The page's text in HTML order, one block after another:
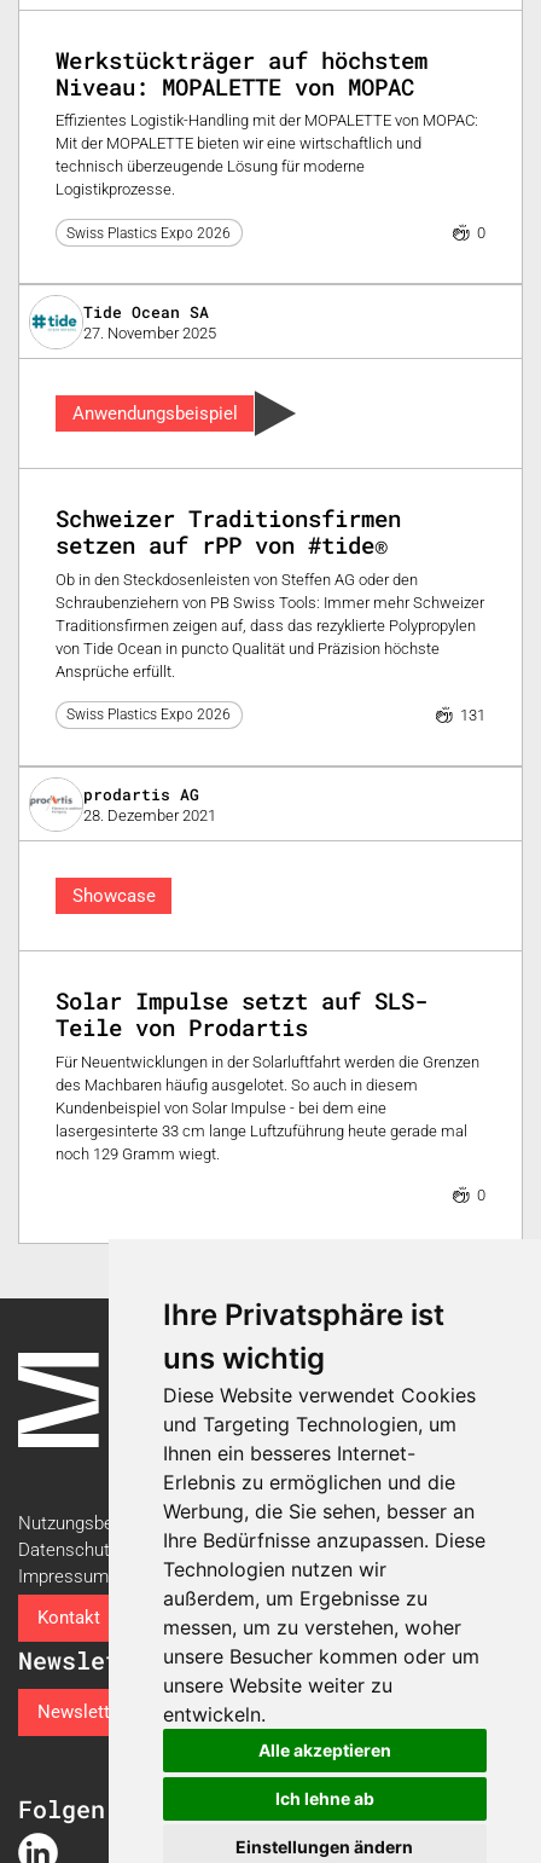
Ihre Privatsphäre ist
uns wichtig
Diese Website verwendet Cookies
und Targeting Technologien, um
Ihnen ein besseres Internet-
Erlebnis zu ermöglichen und die
Werbung, die Sie sehen, besser an
Ihre Bedürfnisse anzupassen. Diese
Technologien nutzen wir
außerdem, um Ergebnisse zu
messen, um zu verstehen, woher
unsere Besucher kommen oder um
unsere Website weiter zu
entwickeln.
Alle akzeptieren
Ich lehne ab
Einstellungen ändern
Werkstückträger auf höchstem
Niveau: MOPALETTE von MOPAC
Effizientes Logistik-Handling mit der MOPALETTE von MOPAC:
Mit der MOPALETTE bieten wir eine wirtschaftlich und
technisch überzeugende Lösung für moderne
Logistikprozesse.
Swiss Plastics Expo 2026 0
Tide Ocean SA
27. November 2025
Anwendungsbeispiel
Schweizer Traditionsfirmen
setzen auf rPP von #tide®
Ob in den Steckdosenleisten von Steffen AG oder den
Schraubenziehern von PB Swiss Tools: Immer mehr Schweizer
Traditionsfirmen zeigen auf, dass das rezyklierte Polypropylen
von Tide Ocean in puncto Qualität und Präzision höchste
Ansprüche erfüllt.
Swiss Plastics Expo 2026 131
prodartis AG
28. Dezember 2021
Showcase
Solar Impulse setzt auf SLS-
Teile von Prodartis
Für Neuentwicklungen in der Solarluftfahrt werden die Grenzen
des Machbaren häufig ausgelotet. So auch in diesem
Kundenbeispiel von Solar Impulse - bei dem eine
lasergesinterte 33 cm lange Luftzuführung heute gerade mal
noch 129 Gramm wiegt.
0
Nutzungsbedingungen
Datenschutzerklärung
Impressum
Kontakt
Newsletter
Newsletter-Anmeldung
Folgen Sie der Swiss Plastics Expo